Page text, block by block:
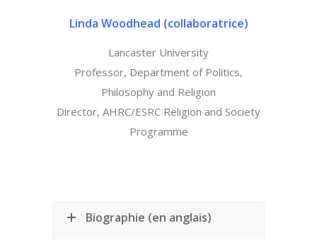
Linda Woodhead (collaboratrice)
Lancaster University
Professor, Department of Politics,
Philosophy and Religion
Director, AHRC/ESRC Religion and Society
Programme
Biographie (en anglais)